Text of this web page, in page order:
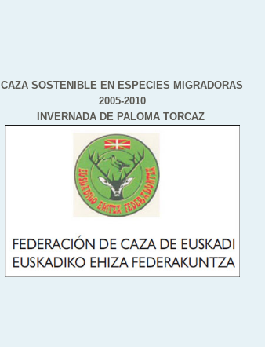
CAZA SOSTENIBLE EN ESPECIES MIGRADORAS
2005-2010
INVERNADA DE PALOMA TORCAZ